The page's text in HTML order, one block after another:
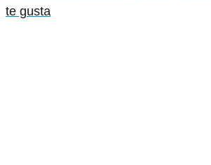
te gusta